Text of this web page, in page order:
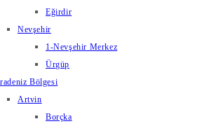
Eğirdir
Nevşehir
1-Nevşehir Merkez
Ürgüp
Bölgesi
Artvin
Borçka